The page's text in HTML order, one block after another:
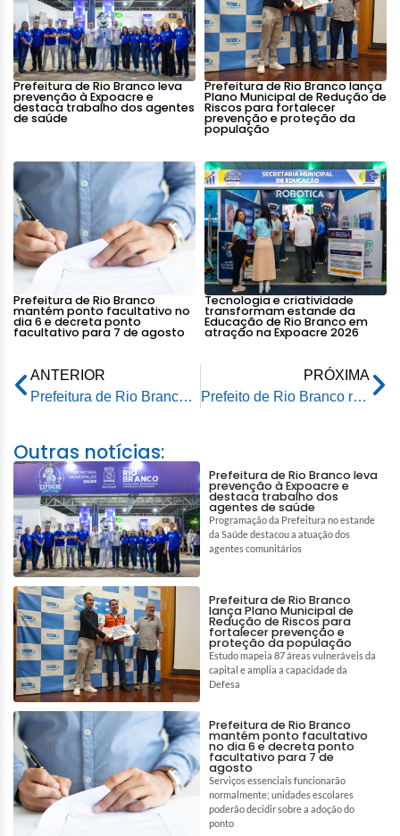
Prefeitura de Rio Branco leva
prevenção à Expoacre e
destaca trabalho dos agentes
de saúde
Prefeitura de Rio Branco lança
Plano Municipal de Redução de
Riscos para fortalecer
prevenção e proteção da
população
Prefeitura de Rio Branco
mantém ponto facultativo no
dia 6 e decreta ponto
facultativo para 7 de agosto
Tecnologia e criatividade
transformam estande da
Educação de Rio Branco em
atração na Expoacre 2026
ANTERIOR
Prefeitura de Rio Branco inicia serviços do binário na rua Minas Gerais
PRÓXIMA
Prefeito de Rio Branco recebe visita de distribuidora de asfalto e garante verão de muito trabalho em pavimentação
Outras notícias:
Prefeitura de Rio Branco leva
prevenção à Expoacre e
destaca trabalho dos
agentes de saúde
Programação da Prefeitura no estande
da Saúde destacou a atuação dos
agentes comunitários
Prefeitura de Rio Branco
lança Plano Municipal de
Redução de Riscos para
fortalecer prevenção e
proteção da população
Estudo mapeia 87 áreas vulneráveis da
capital e amplia a capacidade da
Defesa
Prefeitura de Rio Branco
mantém ponto facultativo
no dia 6 e decreta ponto
facultativo para 7 de
agosto
Serviços essenciais funcionarão
normalmente; unidades escolares
poderão decidir sobre a adoção do
ponto